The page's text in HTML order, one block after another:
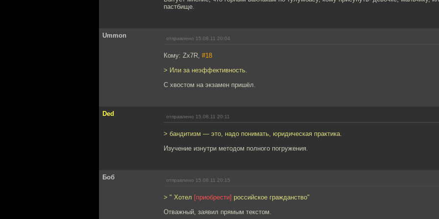
пастбище.
Ummon отправлено 15.08.11 20:04
Кому: Zx7R, #18
> Или за неэффективность.
С хвостом на экзамен пришёл.
Ded отправлено 15.08.11 20:11
> бандитизм — это, надо понимать, юридическая практика.
Изучение изнутри методом полного погружения.
Боб отправлено 15.08.11 20:15
> " Хотел [приобрести] российское гражданство"
Отважный, заявил прямым текстом.